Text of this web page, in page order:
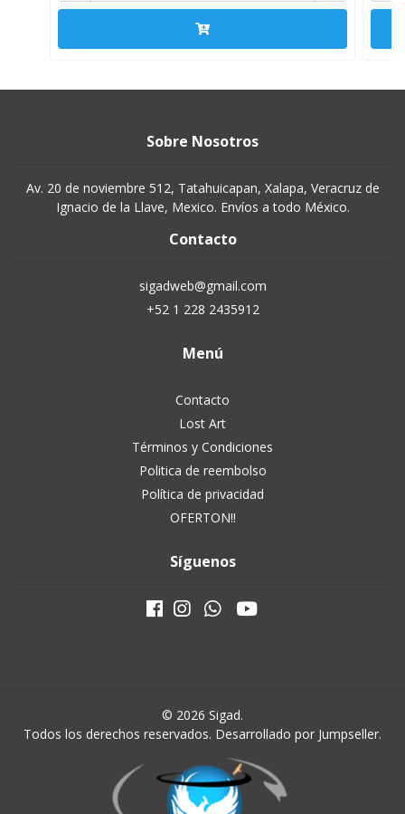
Sobre Nosotros
Av. 20 de noviembre 512, Tatahuicapan, Xalapa, Veracruz de
Ignacio de la Llave, Mexico. Envíos a todo México.
Contacto
sigadweb@gmail.com
+52 1 228 2435912
Menú
Contacto
Lost Art
Términos y Condiciones
Politica de reembolso
Política de privacidad
OFERTON!!
Síguenos
© 2026 Sigad.
Todos los derechos reservados. Desarrollado por Jumpseller.